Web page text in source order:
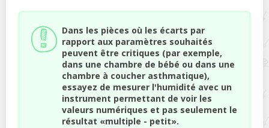
Dans les pièces où les écarts par
rapport aux paramètres souhaités
peuvent être critiques (par exemple,
dans une chambre de bébé ou dans une
chambre à coucher asthmatique),
essayez de mesurer l'humidité avec un
instrument permettant de voir les
valeurs numériques et pas seulement le
résultat «multiple - petit».